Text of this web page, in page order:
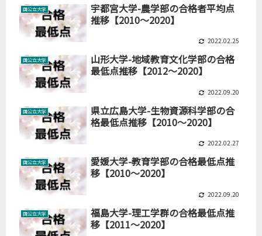
国公立大学
宇都宮大学-農学部の合格者平均点
推移【2010～2020】
2022.02.25
国公立大学
山形大学-地域教育文化学部の合格
最低点推移【2012～2020】
2022.09.20
国公立大学
県立広島大学-生物資源科学部の合
格最低点推移【2010～2020】
2022.02.27
国公立大学
愛媛大学-教育学部の合格最低点推
移【2010～2020】
2022.09.20
国公立大学
福島大学-理工学群の合格最低点推
移【2011～2020】